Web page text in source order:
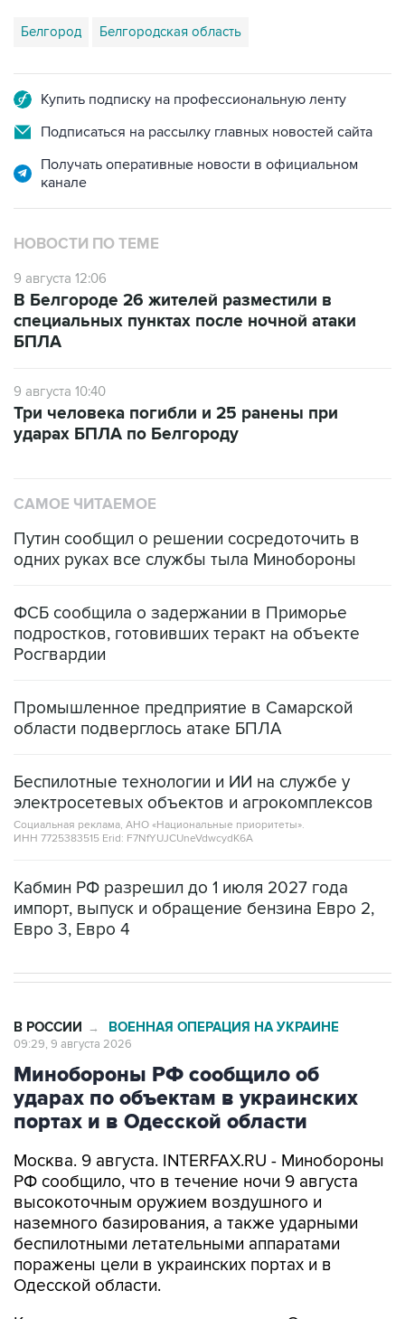
Белгород Белгородская область
Купить подписку на профессиональную ленту
Подписаться на рассылку главных новостей сайта
Получать оперативные новости в официальном
канале
НОВОСТИ ПО ТЕМЕ
9 августа 12:06
В Белгороде 26 жителей разместили в
специальных пунктах после ночной атаки
БПЛА
9 августа 10:40
Три человека погибли и 25 ранены при
ударах БПЛА по Белгороду
САМОЕ ЧИТАЕМОЕ
Путин сообщил о решении сосредоточить в
одних руках все службы тыла Минобороны
ФСБ сообщила о задержании в Приморье
подростков, готовивших теракт на объекте
Росгвардии
Промышленное предприятие в Самарской
области подверглось атаке БПЛА
Беспилотные технологии и ИИ на службе у
электросетевых объектов и агрокомплексов
Социальная реклама, АНО «Национальные приоритеты».
ИНН 7725383515 Erid: F7NfYUJCUneVdwcydK6A
Кабмин РФ разрешил до 1 июля 2027 года
импорт, выпуск и обращение бензина Евро 2,
Евро 3, Евро 4
В РОССИИ → ВОЕННАЯ ОПЕРАЦИЯ НА УКРАИНЕ
09:29, 9 августа 2026
Минобороны РФ сообщило об
ударах по объектам в украинских
портах и в Одесской области
Москва. 9 августа. INTERFAX.RU - Минобороны
РФ сообщило, что в течение ночи 9 августа
высокоточным оружием воздушного и
наземного базирования, а также ударными
беспилотными летательными аппаратами
поражены цели в украинских портах и в
Одесской области.